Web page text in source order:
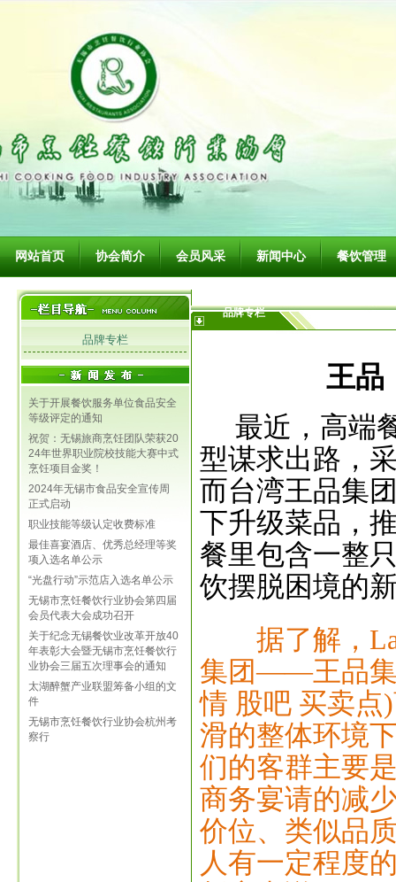
网站首页 协会简介 会员风采 新闻中心 餐饮管理
品牌专栏
关于开展餐饮服务单位食品安全
等级评定的通知
祝贺：无锡旅商烹饪团队荣获20
24年世界职业院校技能大赛中式
烹饪项目金奖！
2024年无锡市食品安全宣传周
正式启动
职业技能等级认定收费标准
最佳喜宴酒店、优秀总经理等奖
项入选名单公示
“光盘行动”示范店入选名单公示
无锡市烹饪餐饮行业协会第四届
会员代表大会成功召开
关于纪念无锡餐饮业改革开放40
年表彰大会暨无锡市烹饪餐饮行
业协会三届五次理事会的通知
太湖醉蟹产业联盟筹备小组的文
件
无锡市烹饪餐饮行业协会杭州考
察行
品牌专栏
王品
最近，高端
型谋求出路，
而台湾王品集
下升级菜品，
餐里包含一整
饮摆脱困境的
据了解，
集团——王品集
情 股吧 买卖点
滑的整体环境
们的客群主要
商务宴请的减
价位、类似品
人有一定程度